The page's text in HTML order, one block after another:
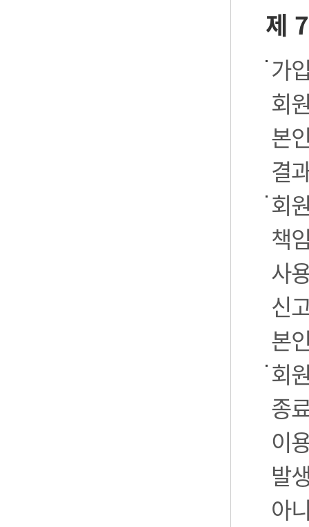
제
가
회
본
결
회
책
사
신
본
회
종
이
발
아